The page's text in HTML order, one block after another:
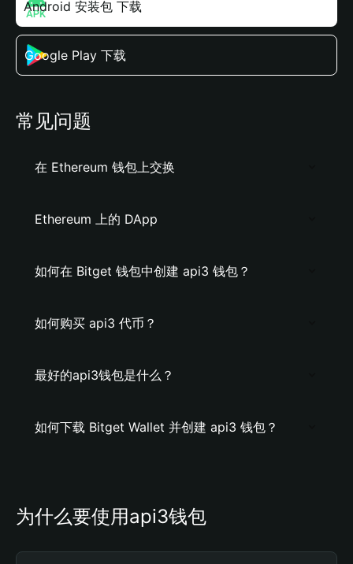
Android 安装包 下载
Google Play 下载
常见问题
在 Ethereum 钱包上交换
Ethereum 上的 DApp
如何在 Bitget 钱包中创建 api3 钱包？
如何购买 api3 代币？
最好的api3钱包是什么？
如何下载 Bitget Wallet 并创建 api3 钱包？
为什么要使用api3钱包